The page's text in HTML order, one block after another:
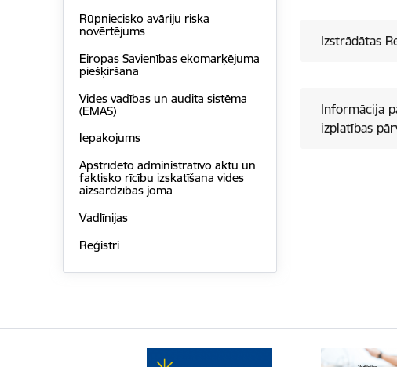
Rūpniecisko avāriju riska
novērtējums
Eiropas Savienības ekomarķējuma
piešķiršana
Vides vadības un audita sistēma
(EMAS)
Iepakojums
Apstrīdēto administratīvo aktu un
faktisko rīcību izskatīšana vides
aizsardzības jomā
Vadlīnijas
Reģistri
Izstrādātas
Informācija par
izplatības